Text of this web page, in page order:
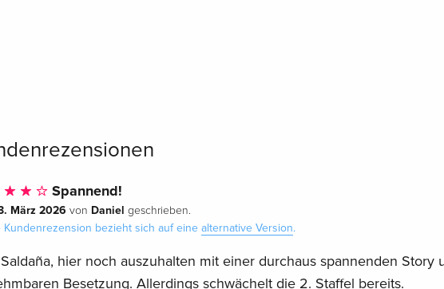
Spannend!
März 2026 von Daniel geschrieben.
Kundenrezension bezieht sich auf eine alternative Version.
hier noch auszuhalten mit einer durchaus spannenden Story
Besetzung. Allerdings schwächelt die 2. Staffel bereits.